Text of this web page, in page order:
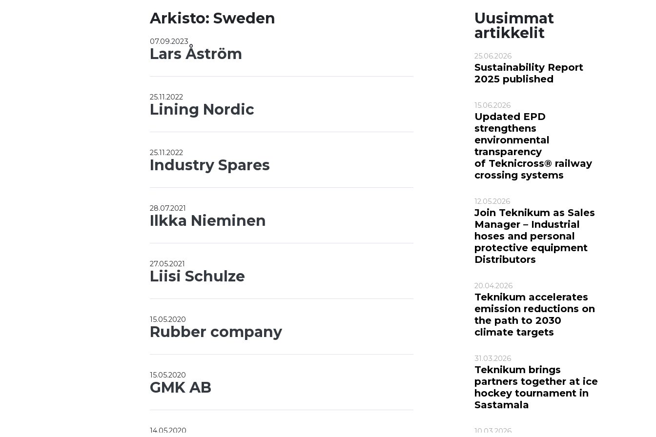
Arkisto: Sweden
07.09.2023
Lars Åström
25.11.2022
Lining Nordic
25.11.2022
Industry Spares
28.07.2021
Ilkka Nieminen
27.05.2021
Liisi Schulze
15.05.2020
Rubber company
15.05.2020
GMK AB
14.05.2020
Uusimmat
artikkelit
25.06.2026
Sustainability Report
2025 published
15.06.2026
Updated EPD
strengthens
environmental
transparency
of Teknicross® railway
crossing systems
12.05.2026
Join Teknikum as Sales
Manager – Industrial
hoses and personal
protective equipment
Distributors
20.04.2026
Teknikum accelerates
emission reductions on
the path to 2030
climate targets
31.03.2026
Teknikum brings
partners together at ice
hockey tournament in
Sastamala
10.03.2026